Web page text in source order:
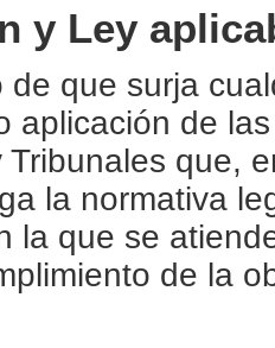
y Ley
de que surja
aplicación de
Tribunales que,
la normativa
la que se
de la